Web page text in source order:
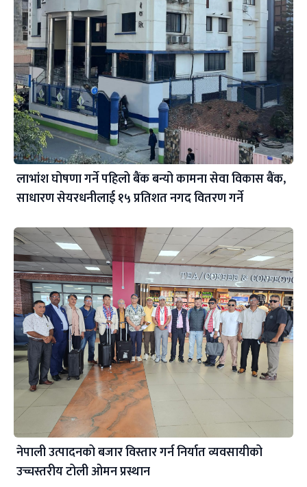
लाभांश घोषणा गर्ने पहिलो बैंक बन्यो कामना सेवा विकास बैंक,
साधारण सेयरधनीलाई १५ प्रतिशत नगद वितरण गर्ने
नेपाली उत्पादनको बजार विस्तार गर्न निर्यात व्यवसायीको
उच्चस्तरीय टोली ओमन प्रस्थान